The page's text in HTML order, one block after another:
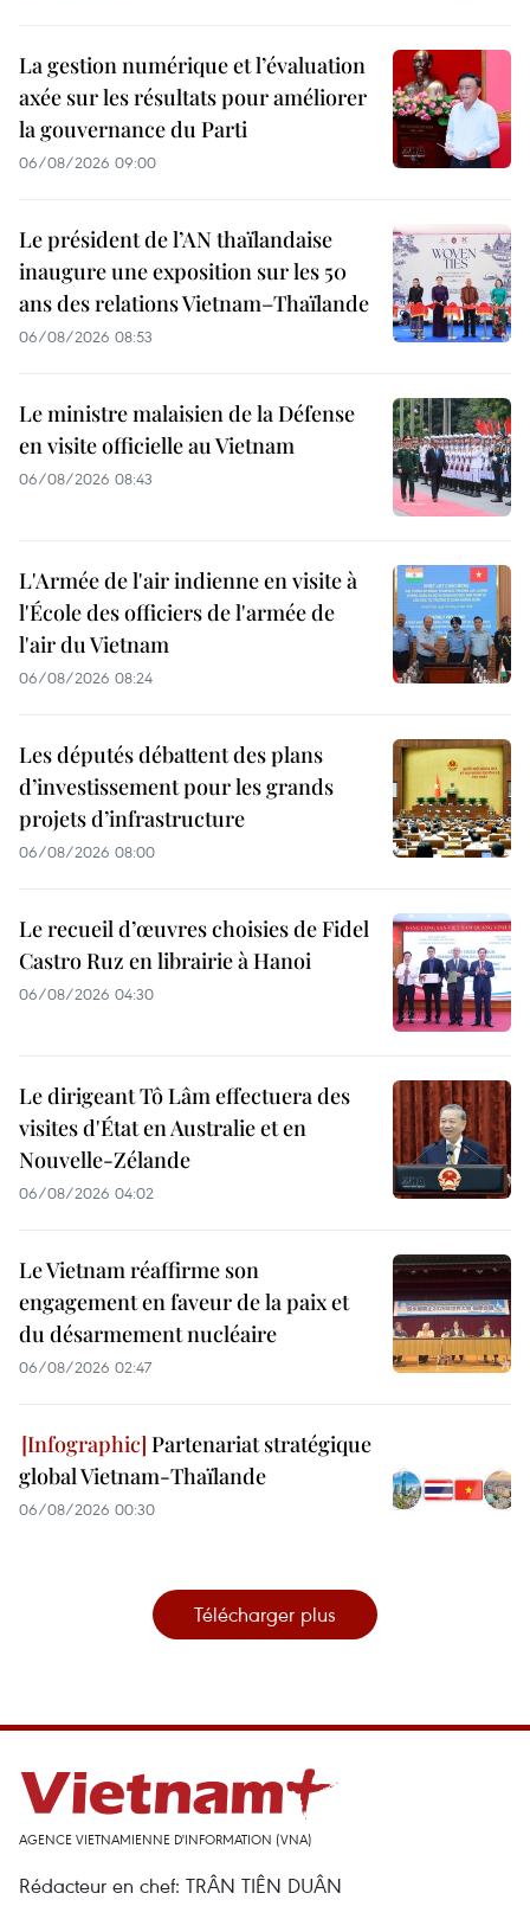
La gestion numérique et l’évaluation
axée sur les résultats pour améliorer
la gouvernance du Parti
06/08/2026 09:00
Le président de l’AN thaïlandaise
inaugure une exposition sur les 50
ans des relations Vietnam–Thaïlande
06/08/2026 08:53
Le ministre malaisien de la Défense
en visite officielle au Vietnam
06/08/2026 08:43
L'Armée de l'air indienne en visite à
l'École des officiers de l'armée de
l'air du Vietnam
06/08/2026 08:24
Les députés débattent des plans
d’investissement pour les grands
projets d’infrastructure
06/08/2026 08:00
Le recueil d’œuvres choisies de Fidel
Castro Ruz en librairie à Hanoi
06/08/2026 04:30
Le dirigeant Tô Lâm effectuera des
visites d'État en Australie et en
Nouvelle-Zélande
06/08/2026 04:02
Le Vietnam réaffirme son
engagement en faveur de la paix et
du désarmement nucléaire
06/08/2026 02:47
Partenariat stratégique
global Vietnam-Thaïlande
06/08/2026 00:30
Télécharger plus
AGENCE VIETNAMIENNE D'INFORMATION (VNA)
Rédacteur en chef: TRÂN TIÊN DUÂN